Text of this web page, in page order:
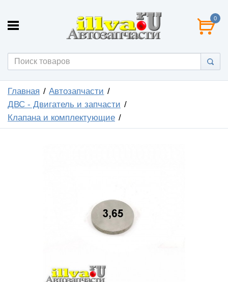
0
Главная
Автозапчасти
ДВС - Двигатель и запчасти
Клапана и комплектующие